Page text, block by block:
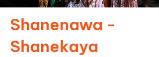
Shanenawa -
Shanekaya